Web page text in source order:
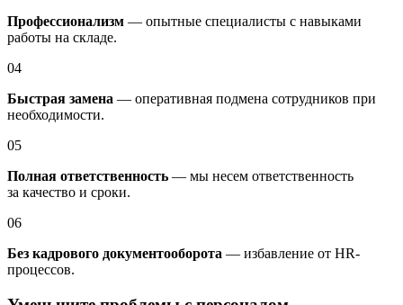
Профессионализм — опытные специалисты с навыками
работы на складе.
04
Быстрая замена — оперативная подмена сотрудников при
необходимости.
05
Полная ответственность — мы несем ответственность
за качество и сроки.
06
Без кадрового документооборота — избавление от HR-
процессов.